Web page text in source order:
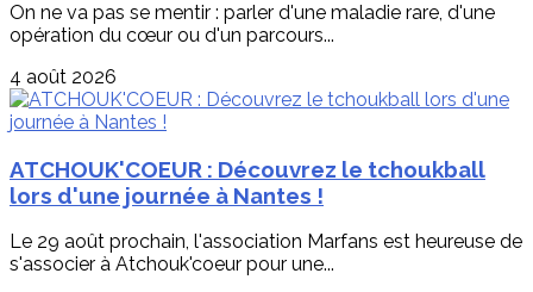
On ne va pas se mentir : parler d'une maladie rare, d'une
opération du cœur ou d'un parcours...
4 août 2026
ATCHOUK'COEUR : Découvrez le tchoukball
lors d'une journée à Nantes !
Le 29 août prochain, l'association Marfans est heureuse de
s'associer à Atchouk'coeur pour une...